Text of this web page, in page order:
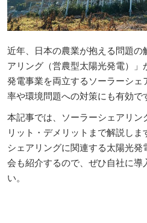
近年、日本の農業が抱える問題の
アリング（営農型太陽光発電）」
発電事業を両立するソーラーシ
率や環境問題への対策にも有効で
本記事では、ソーラーシェアリン
リット・デメリットまで解説し
シェアリングに関連する太陽光
会も紹介するので、ぜひ自社に導
い。